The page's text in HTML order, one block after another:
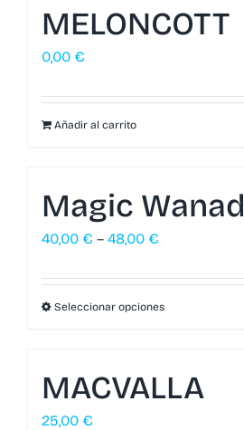
MELONCOTT
0,00 €
Añadir al carrito
Magic Wanad
40,00 € – 48,00 €
Seleccionar opciones
MACVALLA
25,00 €